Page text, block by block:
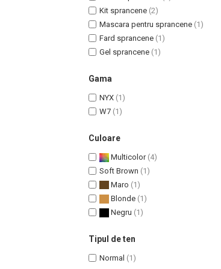
Uleiuri Unghii / Cuticule
Kit sprancene (2)
Mascara pentru sprancene (1)
Fard sprancene (1)
Gel sprancene (1)
Gama
NYX (1)
W7 (1)
Culoare
Multicolor (4)
Soft Brown (1)
Maro (1)
Blonde (1)
Negru (1)
Tipul de ten
Normal (1)